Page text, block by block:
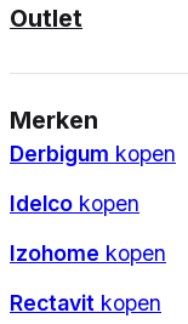
Outlet
Merken
Derbigum kopen
Idelco kopen
Izohome kopen
Rectavit kopen